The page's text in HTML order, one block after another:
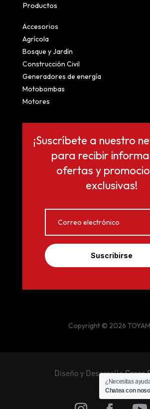
Productos
Accesorios
Agrícola
Bosque y Jardín
Construcción Civil
Generadores de energía
Motobombas
Motores
¡Suscríbete a nuestro
para recibir
ofertas y
exclusivas!
Suscribirse
Copyright © 2026
Diseño y DesarrolloCrear
¿Necesitas
Chatea con